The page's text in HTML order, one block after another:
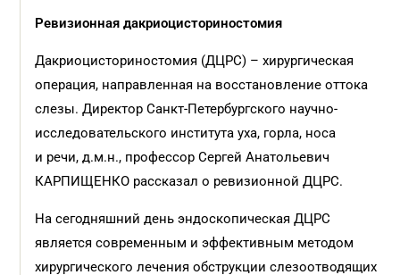
Ревизионная дакриоцисториностомия
Дакриоцисториностомия (ДЦРС) – хирургическая
операция, направленная на восстановление оттока
слезы. Директор Санкт-Петербургского научно-
исследовательского института уха, горла, носа
и речи, д.м.н., профессор Сергей Анатольевич
КАРПИЩЕНКО рассказал о ревизионной ДЦРС.
На сегодняшний день эндоскопическая ДЦРС
является современным и эффективным методом
хирургического лечения обструкции слезоотводящих